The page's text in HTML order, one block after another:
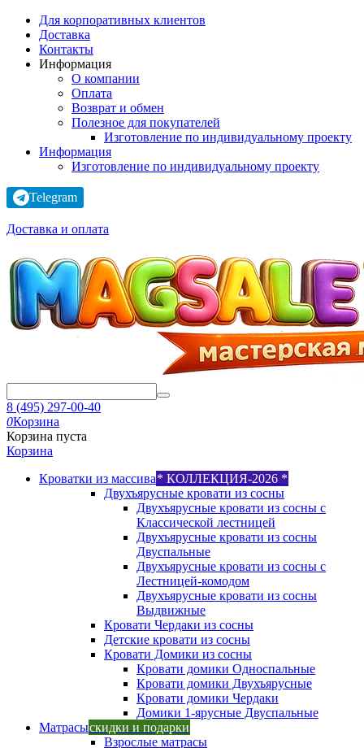
Для корпоративных клиентов
Доставка
Контакты
Информация
О компании
Оплата
Возврат и обмен
Полезное для покупателей
Изготовление по индивидуальному проекту
Информация
Изготовление по индивидуальному проекту
Telegram
Доставка и оплата
8 (495) 297-00-40
0Корзина
Корзина пуста
Корзина
Кроватки из массива* КОЛЛЕКЦИЯ-2026 *
Двухъярусные кровати из сосны
Двухъярусные кровати из сосны с
Классической лестницей
Двухъярусные кровати из сосны
Двуспальные
Двухъярусные кровати из сосны с
Лестницей-комодом
Двухъярусные кровати из сосны
Выдвижные
Кровати Чердаки из сосны
Детские кровати из сосны
Кровати Домики из сосны
Кровати домики Односпальные
Кровати домики Двухъярусные
Кровати домики Чердаки
Домики 1-ярусные Двуспальные
Матрасыскидки и подарки
Взрослые матрасы